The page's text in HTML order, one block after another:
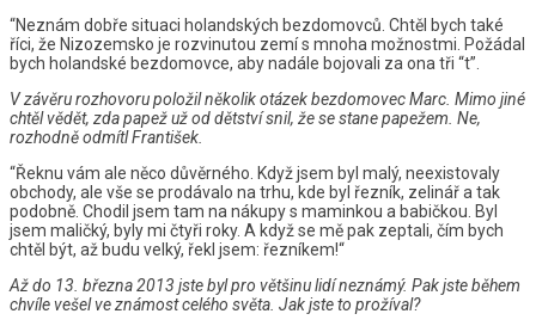
“Neznám dobře situaci holandských bezdomovců. Chtěl bych také
říci, že Nizozemsko je rozvinutou zemí s mnoha možnostmi. Požádal
bych holandské bezdomovce, aby nadále bojovali za ona tři “t”.
V závěru rozhovoru položil několik otázek bezdomovec Marc. Mimo jiné
chtěl vědět, zda papež už od dětství snil, že se stane papežem. Ne,
rozhodně odmítl František.
“Řeknu vám ale něco důvěrného. Když jsem byl malý, neexistovaly
obchody, ale vše se prodávalo na trhu, kde byl řezník, zelinář a tak
podobně. Chodil jsem tam na nákupy s maminkou a babičkou. Byl
jsem maličký, byly mi čtyři roky. A když se mě pak zeptali, čím bych
chtěl být, až budu velký, řekl jsem: řezníkem!“
Až do 13. března 2013 jste byl pro většinu lidí neznámý. Pak jste během
chvíle vešel ve známost celého světa. Jak jste to prožíval?